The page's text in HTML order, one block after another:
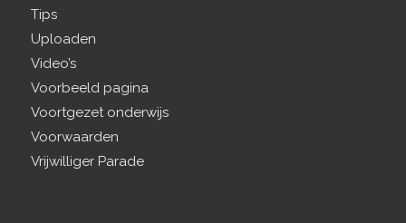
Tips
Uploaden
Video’s
Voorbeeld pagina
Voortgezet onderwijs
Voorwaarden
Vrijwilliger Parade